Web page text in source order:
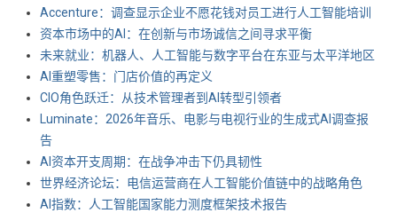
Accenture：调查显示企业不愿花钱对员工进行人工智能培训
资本市场中的AI：在创新与市场诚信之间寻求平衡
未来就业：机器人、人工智能与数字平台在东亚与太平洋地区
AI重塑零售：门店价值的再定义
CIO角色跃迁：从技术管理者到AI转型引领者
Luminate：2026年音乐、电影与电视行业的生成式AI调查报
告
AI资本开支周期：在战争冲击下仍具韧性
世界经济论坛：电信运营商在人工智能价值链中的战略角色
AI指数：人工智能国家能力测度框架技术报告